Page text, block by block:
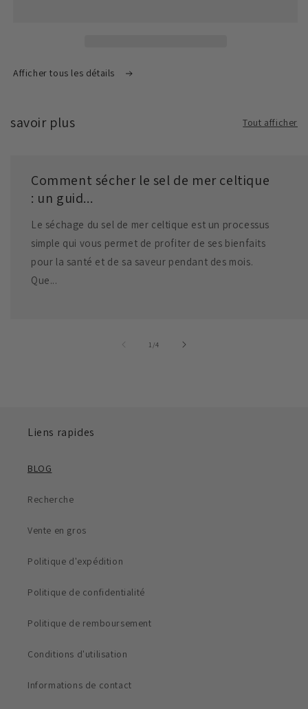
Afficher tous les détails
savoir plus Tout afficher
Comment sécher le sel de mer celtique
: un guid...
Le séchage du sel de mer celtique est un processus
simple qui vous permet de profiter de ses bienfaits
pour la santé et de sa saveur pendant des mois.
Que...
1 /de
4
Liens rapides
BLOG
Recherche
Vente en gros
Politique d'expédition
Politique de confidentialité
Politique de remboursement
Conditions d'utilisation
Informations de contact